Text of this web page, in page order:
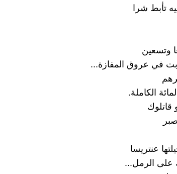
تأبط شرا
وتسعين
في عروق المفازة...
الكاملة.
قاتلوك
عنتريسا
على الرمل...